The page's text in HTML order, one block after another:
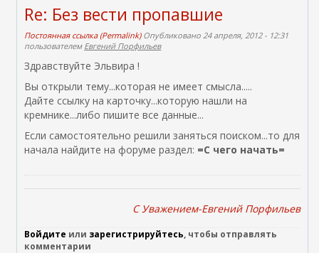
Re: Без вести пропавшие
Постоянная ссылка (Permalink)Опубликовано 24 апреля, 2012 - 12:31
пользователем Евгений Порфильев
Здравствуйте Эльвира !
Вы открыли тему...которая не имеет смысла.....
Дайте ссылку на карточку...которую нашли на
кремнике...либо пишите все данные...
Если самостоятельно решили заняться поиском...то для
начала найдите на форуме раздел: =С чего начать=
C Уважением-Евгений Порфильев
Войдите или зарегистрируйтесь, чтобы отправлять
комментарии